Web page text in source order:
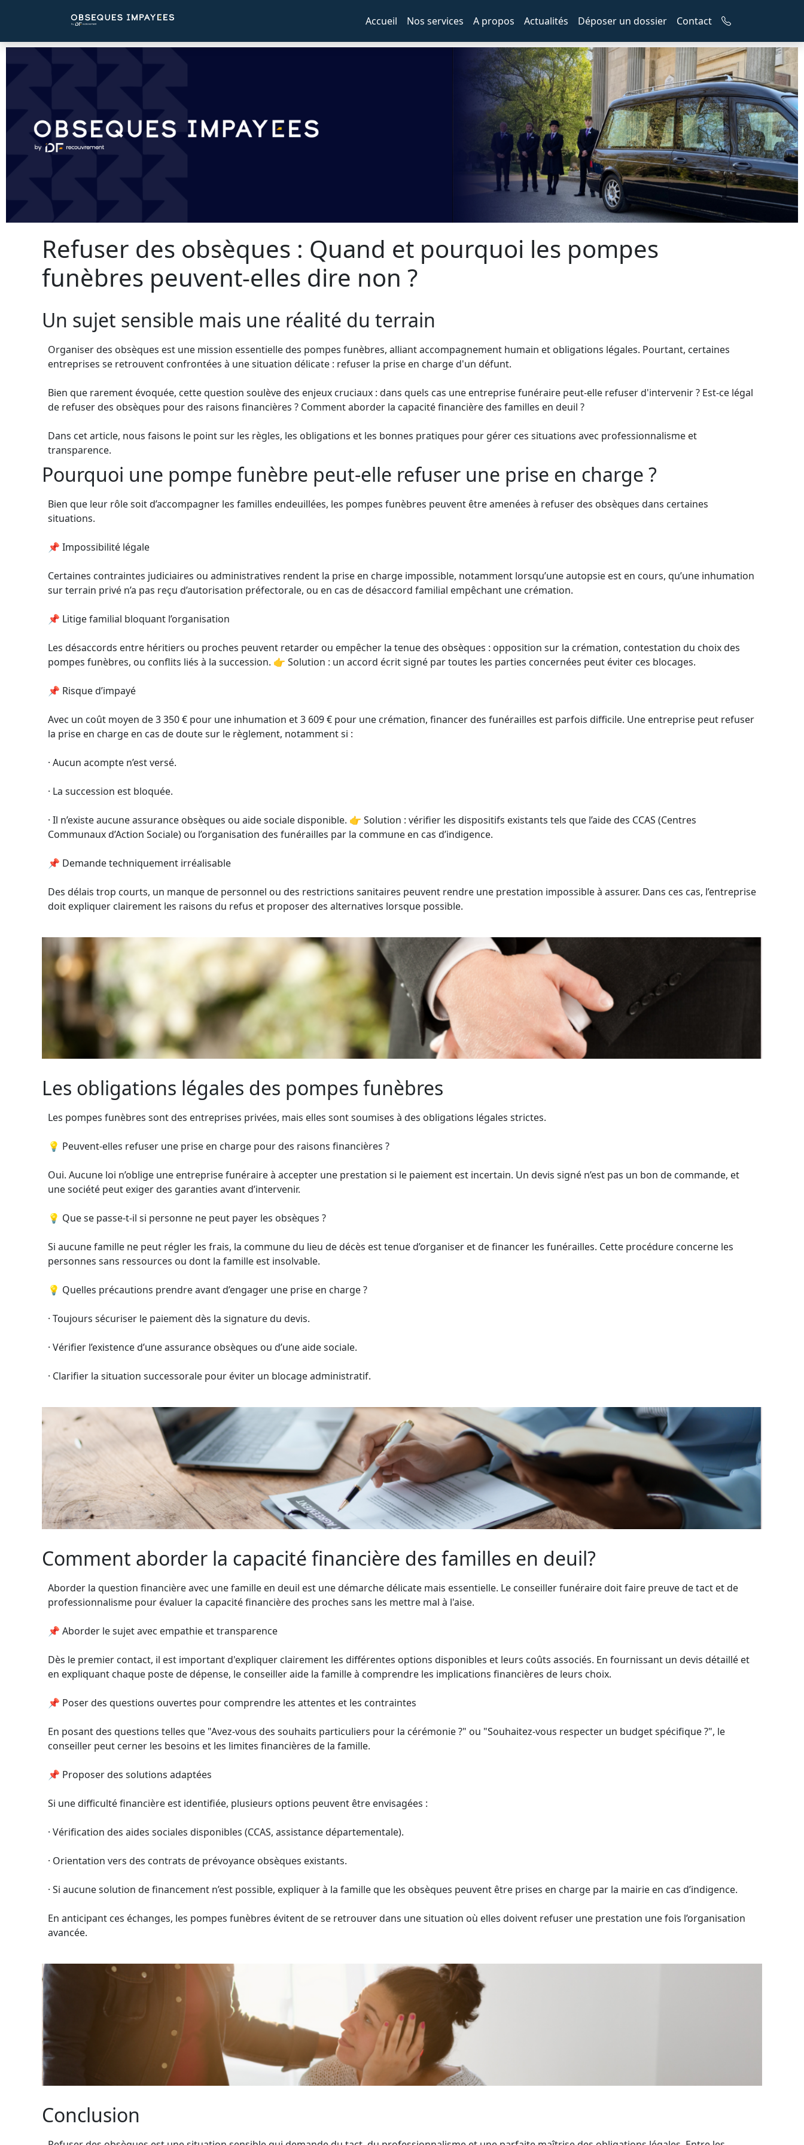
Accueil Nos services A propos Actualités Déposer un dossier Contact
Refuser des obsèques : Quand et pourquoi les pompes
funèbres peuvent-elles dire non ?
Un sujet sensible mais une réalité du terrain
Organiser des obsèques est une mission essentielle des pompes funèbres, alliant accompagnement humain et obligations légales. Pourtant, certaines
entreprises se retrouvent confrontées à une situation délicate : refuser la prise en charge d'un défunt.
Bien que rarement évoquée, cette question soulève des enjeux cruciaux : dans quels cas une entreprise funéraire peut-elle refuser d'intervenir ? Est-ce légal
de refuser des obsèques pour des raisons financières ? Comment aborder la capacité financière des familles en deuil ?
Dans cet article, nous faisons le point sur les règles, les obligations et les bonnes pratiques pour gérer ces situations avec professionnalisme et
transparence.
Pourquoi une pompe funèbre peut-elle refuser une prise en charge ?
Bien que leur rôle soit d’accompagner les familles endeuillées, les pompes funèbres peuvent être amenées à refuser des obsèques dans certaines
situations.
📌 Impossibilité légale
Certaines contraintes judiciaires ou administratives rendent la prise en charge impossible, notamment lorsqu’une autopsie est en cours, qu’une inhumation
sur terrain privé n’a pas reçu d’autorisation préfectorale, ou en cas de désaccord familial empêchant une crémation.
📌 Litige familial bloquant l’organisation
Les désaccords entre héritiers ou proches peuvent retarder ou empêcher la tenue des obsèques : opposition sur la crémation, contestation du choix des
pompes funèbres, ou conflits liés à la succession. 👉 Solution : un accord écrit signé par toutes les parties concernées peut éviter ces blocages.
📌 Risque d’impayé
Avec un coût moyen de 3 350 € pour une inhumation et 3 609 € pour une crémation, financer des funérailles est parfois difficile. Une entreprise peut refuser
la prise en charge en cas de doute sur le règlement, notamment si :
· Aucun acompte n’est versé.
· La succession est bloquée.
· Il n’existe aucune assurance obsèques ou aide sociale disponible. 👉 Solution : vérifier les dispositifs existants tels que l’aide des CCAS (Centres
Communaux d’Action Sociale) ou l’organisation des funérailles par la commune en cas d’indigence.
📌 Demande techniquement irréalisable
Des délais trop courts, un manque de personnel ou des restrictions sanitaires peuvent rendre une prestation impossible à assurer. Dans ces cas, l’entreprise
doit expliquer clairement les raisons du refus et proposer des alternatives lorsque possible.
Les obligations légales des pompes funèbres
Les pompes funèbres sont des entreprises privées, mais elles sont soumises à des obligations légales strictes.
💡 Peuvent-elles refuser une prise en charge pour des raisons financières ?
Oui. Aucune loi n’oblige une entreprise funéraire à accepter une prestation si le paiement est incertain. Un devis signé n’est pas un bon de commande, et
une société peut exiger des garanties avant d’intervenir.
💡 Que se passe-t-il si personne ne peut payer les obsèques ?
Si aucune famille ne peut régler les frais, la commune du lieu de décès est tenue d’organiser et de financer les funérailles. Cette procédure concerne les
personnes sans ressources ou dont la famille est insolvable.
💡 Quelles précautions prendre avant d’engager une prise en charge ?
· Toujours sécuriser le paiement dès la signature du devis.
· Vérifier l’existence d’une assurance obsèques ou d’une aide sociale.
· Clarifier la situation successorale pour éviter un blocage administratif.
Comment aborder la capacité financière des familles en deuil?
Aborder la question financière avec une famille en deuil est une démarche délicate mais essentielle. Le conseiller funéraire doit faire preuve de tact et de
professionnalisme pour évaluer la capacité financière des proches sans les mettre mal à l'aise.
📌 Aborder le sujet avec empathie et transparence
Dès le premier contact, il est important d'expliquer clairement les différentes options disponibles et leurs coûts associés. En fournissant un devis détaillé et
en expliquant chaque poste de dépense, le conseiller aide la famille à comprendre les implications financières de leurs choix.
📌 Poser des questions ouvertes pour comprendre les attentes et les contraintes
En posant des questions telles que "Avez-vous des souhaits particuliers pour la cérémonie ?" ou "Souhaitez-vous respecter un budget spécifique ?", le
conseiller peut cerner les besoins et les limites financières de la famille.
📌 Proposer des solutions adaptées
Si une difficulté financière est identifiée, plusieurs options peuvent être envisagées :
· Vérification des aides sociales disponibles (CCAS, assistance départementale).
· Orientation vers des contrats de prévoyance obsèques existants.
· Si aucune solution de financement n’est possible, expliquer à la famille que les obsèques peuvent être prises en charge par la mairie en cas d’indigence.
En anticipant ces échanges, les pompes funèbres évitent de se retrouver dans une situation où elles doivent refuser une prestation une fois l’organisation
avancée.
Conclusion